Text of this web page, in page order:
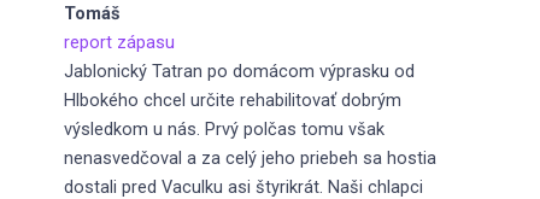
Tomáš
report zápasu
Jablonický Tatran po domácom výprasku od
Hlbokého chcel určite rehabilitovať dobrým
výsledkom u nás. Prvý polčas tomu však
nenasvedčoval a za celý jeho priebeh sa hostia
dostali pred Vaculku asi štyrikrát. Naši chlapci